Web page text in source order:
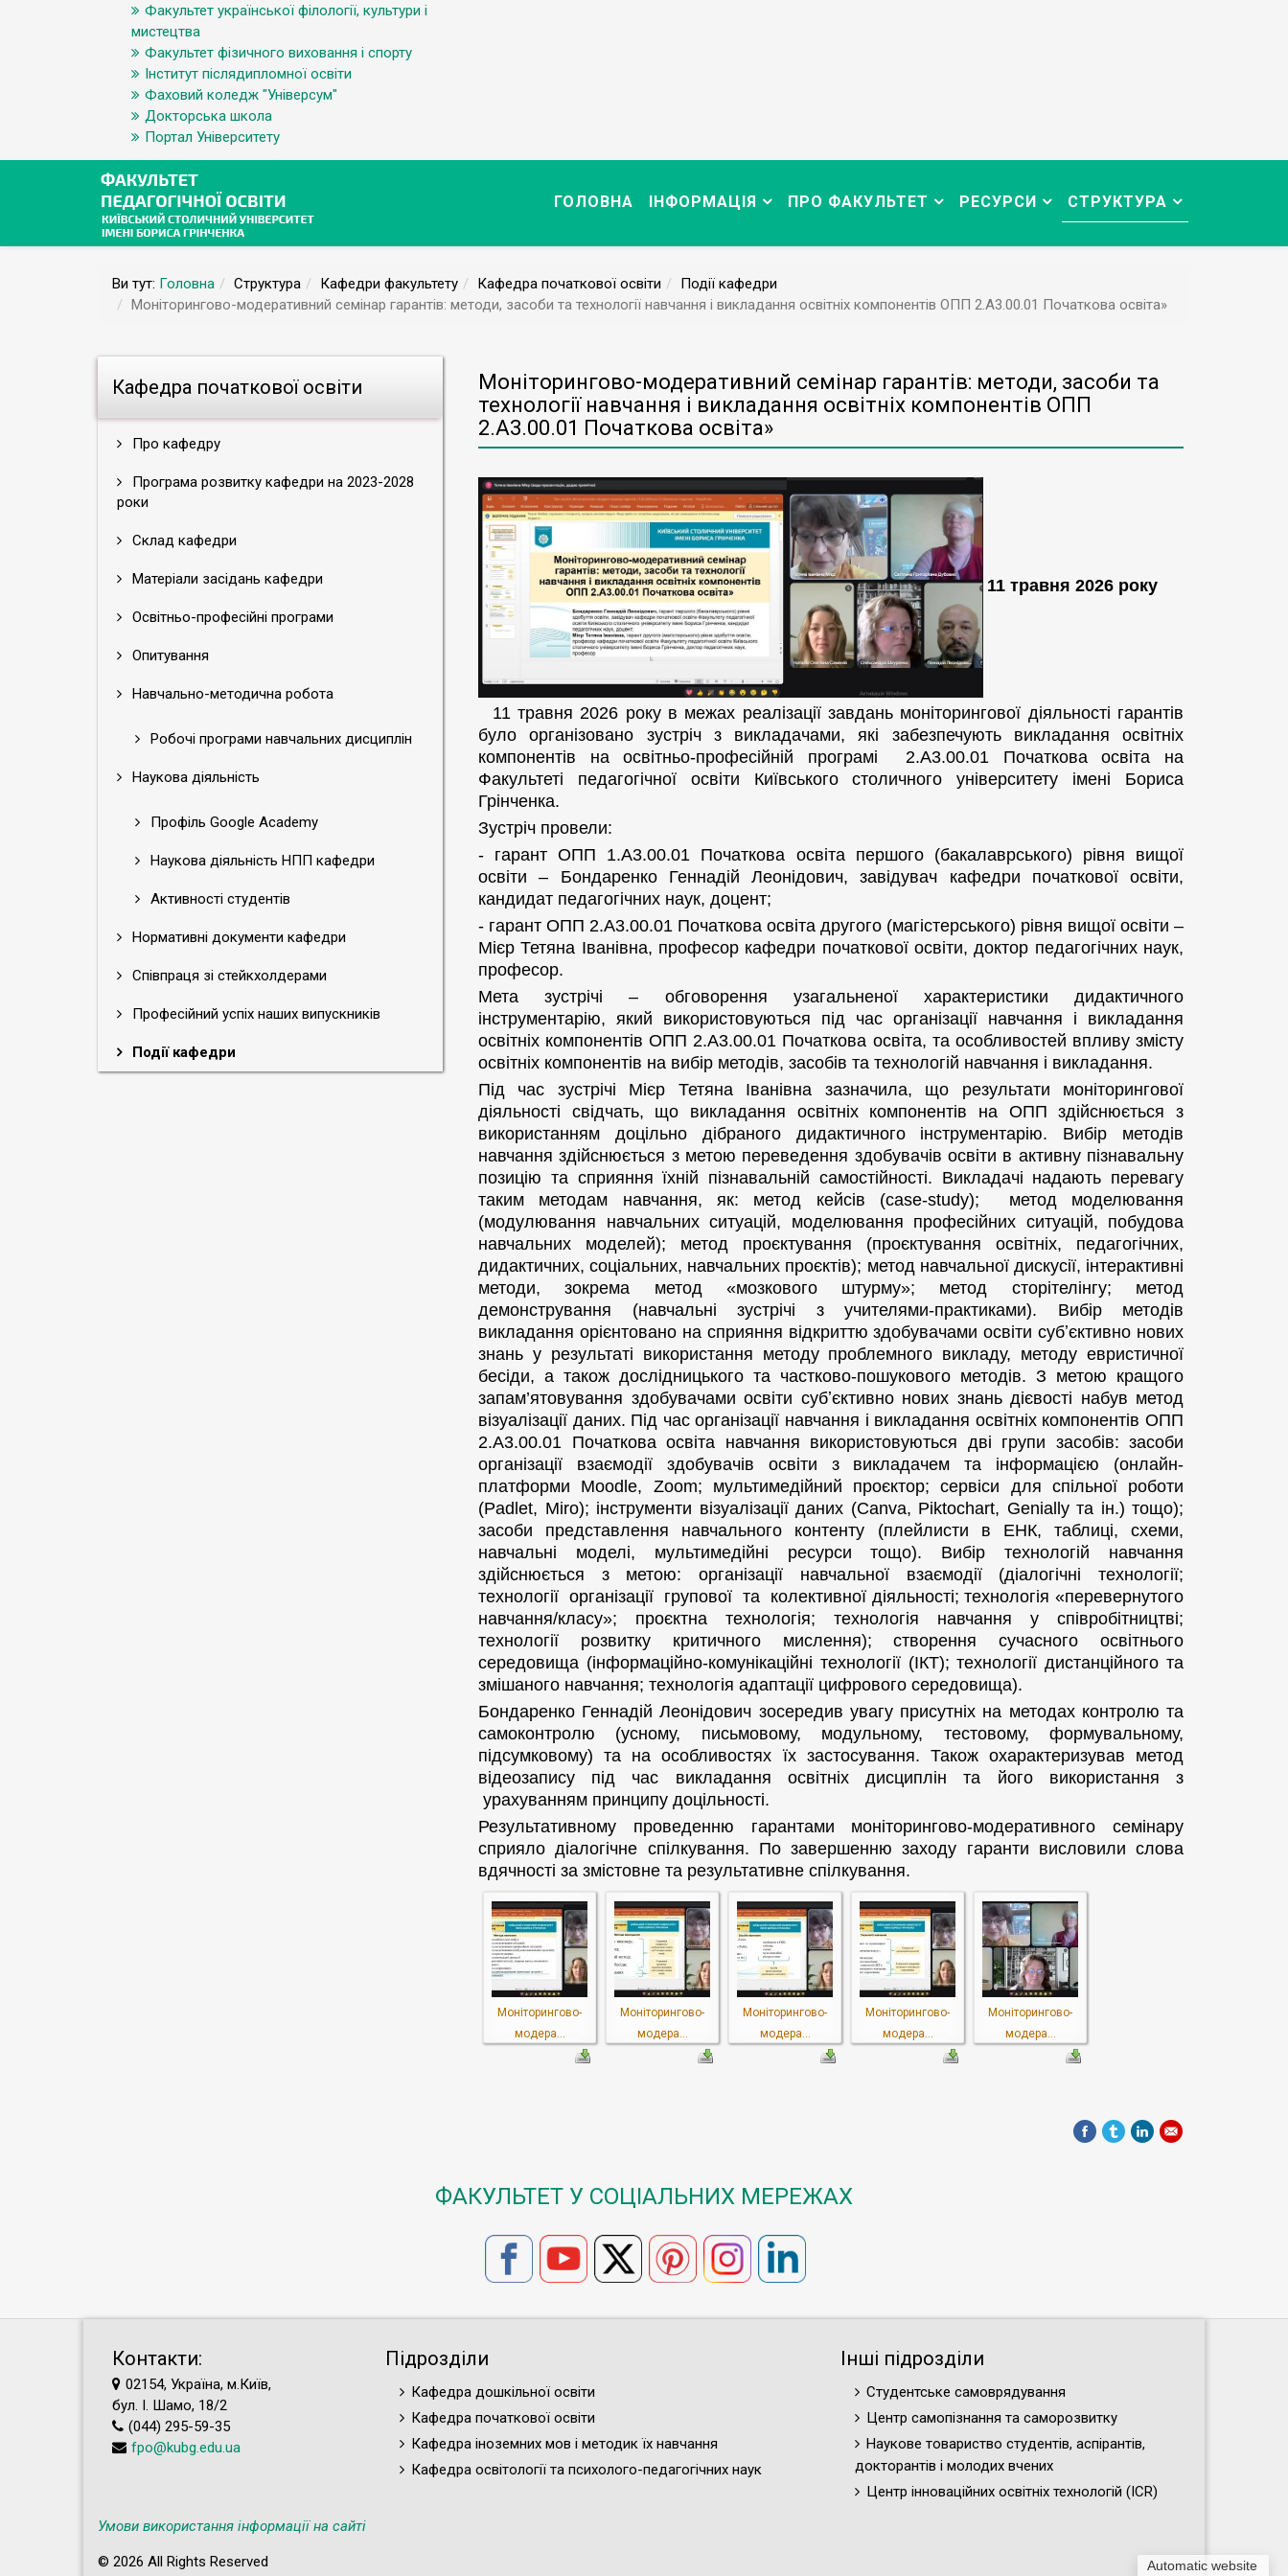
Факультет української філології, культури і
мистецтва
Факультет фізичного виховання і спорту
Інститут післядипломної освіти
Фаховий коледж "Універсум"
Докторська школа
Портал Університету
ГОЛОВНА ІНФОРМАЦІЯ ПРО ФАКУЛЬТЕТ РЕСУРСИ СТРУКТУРА
Ви тут: Головна Структура Кафедри факультету Кафедра початкової освіти
Події кафедри
Моніторингово-модеративний семінар гарантів: методи, засоби та технології навчання і викладання освітніх компонентів ОПП 2.А3.00.01 Початкова освіта»
Кафедра початкової освіти
Про кафедру
Програма розвитку кафедри на 2023-2028
роки
Склад кафедри
Матеріали засідань кафедри
Освітньо-професійні програми
Опитування
Навчально-методична робота
Робочі програми навчальних дисциплін
Наукова діяльність
Профіль Google Academy
Наукова діяльність НПП кафедри
Активності студентів
Нормативні документи кафедри
Співпраця зі стейкхолдерами
Професійний успіх наших випускників
Події кафедри
Моніторингово-модеративний семінар гарантів: методи, засоби та
технології навчання і викладання освітніх компонентів ОПП
2.А3.00.01 Початкова освіта»
11 травня 2026 року
11 травня 2026 року в межах реалізації завдань моніторингової діяльності гарантів
було організовано зустріч з викладачами, які забезпечують викладання освітніх
компонентів на освітньо-професійній програмі 2.А3.00.01 Початкова освіта на
Факультеті педагогічної освіти Київського столичного університету імені Бориса
Грінченка.
Зустріч провели:
- гарант ОПП 1.А3.00.01 Початкова освіта першого (бакалаврського) рівня вищої
освіти – Бондаренко Геннадій Леонідович, завідувач кафедри початкової освіти,
кандидат педагогічних наук, доцент;
- гарант ОПП 2.А3.00.01 Початкова освіта другого (магістерського) рівня вищої освіти –
Мієр Тетяна Іванівна, професор кафедри початкової освіти, доктор педагогічних наук,
професор.
Мета зустрічі – обговорення узагальненої характеристики дидактичного
інструментарію, який використовуються під час організації навчання і викладання
освітніх компонентів ОПП 2.А3.00.01 Початкова освіта, та особливостей впливу змісту
освітніх компонентів на вибір методів, засобів та технологій навчання і викладання.
Під час зустрічі Мієр Тетяна Іванівна зазначила, що результати моніторингової
діяльності свідчать, що викладання освітніх компонентів на ОПП здійснюється з
використанням доцільно дібраного дидактичного інструментарію. Вибір методів
навчання здійснюється з метою переведення здобувачів освіти в активну пізнавальну
позицію та сприяння їхній пізнавальній самостійності. Викладачі надають перевагу
таким методам навчання, як: метод кейсів (case-study); метод моделювання
(модулювання навчальних ситуацій, моделювання професійних ситуацій, побудова
навчальних моделей); метод проєктування (проєктування освітніх, педагогічних,
дидактичних, соціальних, навчальних проєктів); метод навчальної дискусії, інтерактивні
методи, зокрема метод «мозкового штурму»; метод сторітелінгу; метод
демонстрування (навчальні зустрічі з учителями-практиками). Вибір методів
викладання орієнтовано на сприяння відкриттю здобувачами освіти субʼєктивно нових
знань у результаті використання методу проблемного викладу, методу евристичної
бесіди, а також дослідницького та частково-пошукового методів. З метою кращого
запам’ятовування здобувачами освіти субʼєктивно нових знань дієвості набув метод
візуалізації даних. Під час організації навчання і викладання освітніх компонентів ОПП
2.А3.00.01 Початкова освіта навчання використовуються дві групи засобів: засоби
організації взаємодії здобувачів освіти з викладачем та інформацією (онлайн-
платформи Moodle, Zoom; мультимедійний проєктор; сервіси для спільної роботи
(Padlet, Miro); інструменти візуалізації даних (Canva, Piktochart, Genially та ін.) тощо);
засоби представлення навчального контенту (плейлисти в ЕНК, таблиці, схеми,
навчальні моделі, мультимедійні ресурси тощо). Вибір технологій навчання
здійснюється з метою: організації навчальної взаємодії (діалогічні технології;
технології організації групової та колективної діяльності; технологія «перевернутого
навчання/класу»; проєктна технологія; технологія навчання у співробітництві;
технології розвитку критичного мислення); створення сучасного освітнього
середовища (інформаційно-комунікаційні технології (ІКТ); технології дистанційного та
змішаного навчання; технологія адаптації цифрового середовища).
Бондаренко Геннадій Леонідович зосередив увагу присутніх на методах контролю та
самоконтролю (усному, письмовому, модульному, тестовому, формувальному,
підсумковому) та на особливостях їх застосування. Також охарактеризував метод
відеозапису під час викладання освітніх дисциплін та його використання з
урахуванням принципу доцільності.
Результативному проведенню гарантами моніторингово-модеративного семінару
сприяло діалогічне спілкування. По завершенню заходу гаранти висловили слова
вдячності за змістовне та результативне спілкування.
Моніторингово-
модера...
Моніторингово-
модера...
Моніторингово-
модера...
Моніторингово-
модера...
Моніторингово-
модера...
Automatic website
ФАКУЛЬТЕТ У СОЦІАЛЬНИХ МЕРЕЖАХ
Контакти:
02154, Україна, м.Київ,
бул. І. Шамо, 18/2
(044) 295-59-35
fpo@kubg.edu.ua
Підрозділи
Кафедра дошкільної освіти
Кафедра початкової освіти
Кафедра іноземних мов і методик їх навчання
Кафедра освітології та психолого-педагогічних наук
Інші підрозділи
Студентське самоврядування
Центр самопізнання та саморозвитку
Наукове товариство студентів, аспірантів,
докторантів і молодих вчених
Центр інноваційних освітніх технологій (ICR)
Умови використання інформації на сайті
© 2026 All Rights Reserved